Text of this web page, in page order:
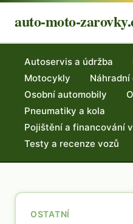
auto-moto-
Autoservis a údržba
Motocykly
Osobní automobily
Pneumatiky a kola
Pojištění a financování
Testy a recenze vozů
OSTATNÍ